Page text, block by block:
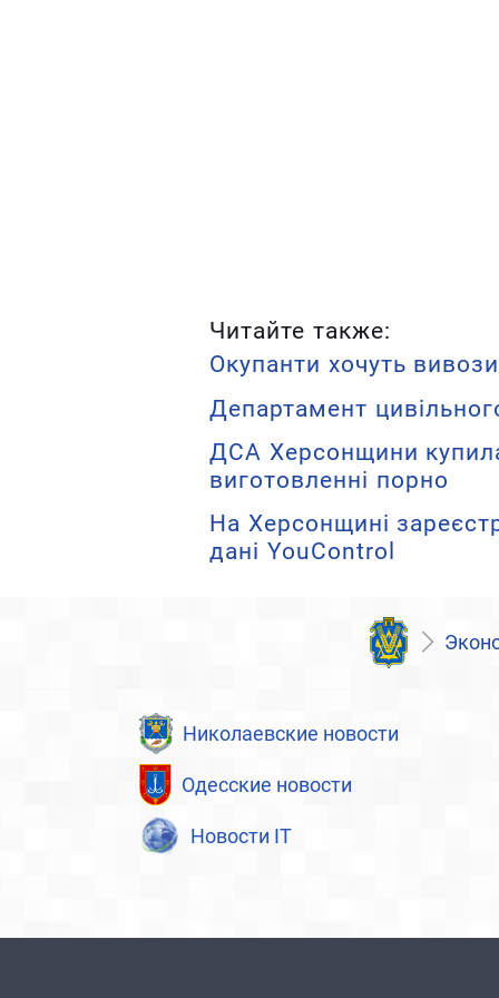
Читайте также:
Окупанти хочуть
Департамент
ДСА Херсонщини
виготовленні порно
На Херсонщині
дані YouControl
Николаевские новости
Одесские новости
Новости IT